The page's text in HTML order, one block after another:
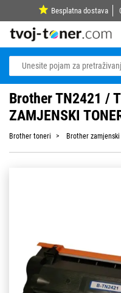
Besplatna dostava
Brother TN2421 /
ZAMJENSKI
Brother toneri Brother